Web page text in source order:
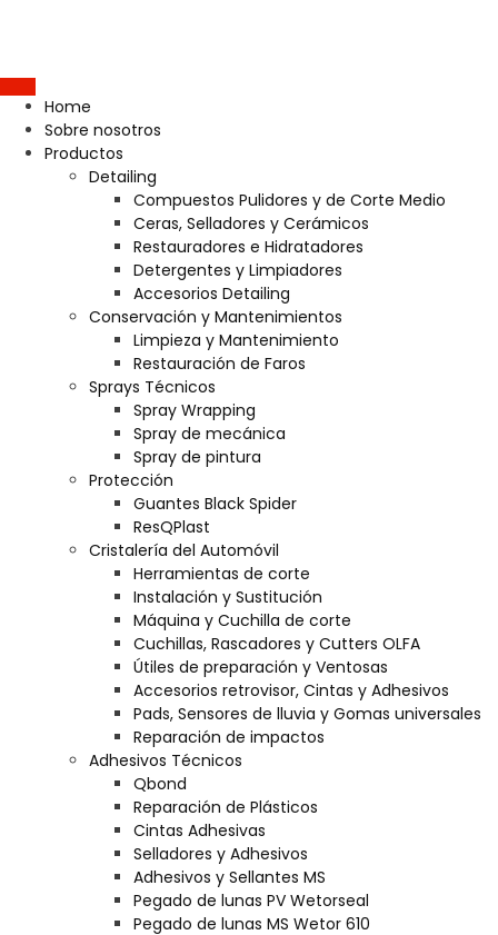
Home
Sobre nosotros
Productos
Detailing
Compuestos Pulidores y de Corte Medio
Ceras, Selladores y Cerámicos
Restauradores e Hidratadores
Detergentes y Limpiadores
Accesorios Detailing
Conservación y Mantenimientos
Limpieza y Mantenimiento
Restauración de Faros
Sprays Técnicos
Spray Wrapping
Spray de mecánica
Spray de pintura
Protección
Guantes Black Spider
ResQPlast
Cristalería del Automóvil
Herramientas de corte
Instalación y Sustitución
Máquina y Cuchilla de corte
Cuchillas, Rascadores y Cutters OLFA
Útiles de preparación y Ventosas
Accesorios retrovisor, Cintas y Adhesivos
Pads, Sensores de lluvia y Gomas universales
Reparación de impactos
Adhesivos Técnicos
Qbond
Reparación de Plásticos
Cintas Adhesivas
Selladores y Adhesivos
Adhesivos y Sellantes MS
Pegado de lunas PV Wetorseal
Pegado de lunas MS Wetor 610